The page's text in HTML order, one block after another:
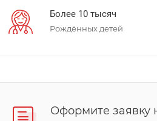
Более 10 тысяч
Рождённых детей
Оформите заявку